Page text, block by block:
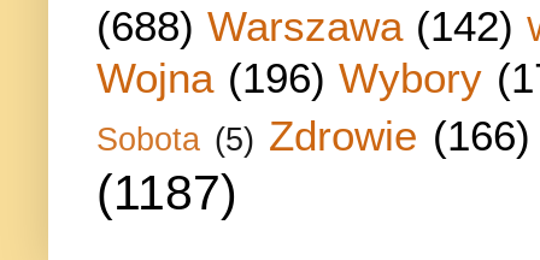
(688) Warszawa (142)
Wojna (196) Wybory
Sobota (5) Zdrowie (166)
(1187)